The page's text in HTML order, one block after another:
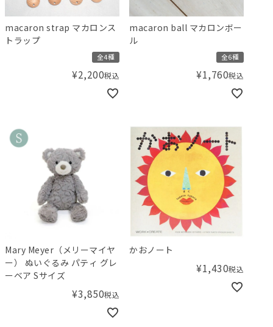
macaron strap マカロンス
トラップ
全4種
¥2,200税込
macaron ball マカロンボー
ル
全6種
¥1,760税込
Mary Meyer（メリーマイヤ
ー） ぬいぐるみ パティ グレ
ーベア Sサイズ
¥3,850税込
かおノート
¥1,430税込